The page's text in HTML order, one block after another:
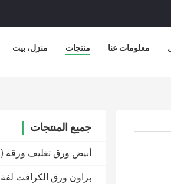
منزل، بيت منتجات معلومات عنا
جميع المنتجات
أبيض ورق تغليف ورقة (753)
براون ورق الكرافت لفة